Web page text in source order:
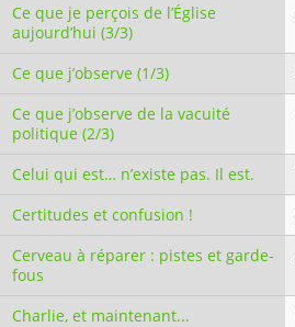
Ce que je perçois de l’Église
aujourd’hui (3/3)
Ce que j’observe (1/3)
Ce que j’observe de la vacuité
politique (2/3)
Celui qui est… n’existe pas. Il est.
Certitudes et confusion !
Cerveau à réparer : pistes et garde-
fous
Charlie, et maintenant...